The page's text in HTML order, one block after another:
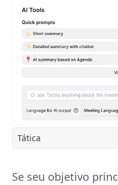
Tática
Se seu objetivo